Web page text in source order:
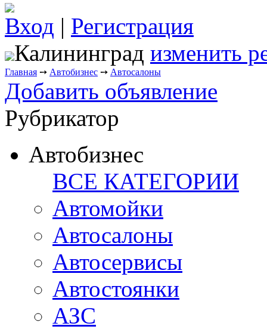
Вход | Регистрация
Калининград изменить
Главная ➙ Автобизнес ➙ Автосалоны
Добавить объявление
Рубрикатор
Автобизнес
ВСЕ КАТЕГОРИИ
Автомойки
Автосалоны
Автосервисы
Автостоянки
АЗС